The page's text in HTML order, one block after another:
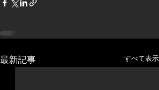
最新記事 すべて表示